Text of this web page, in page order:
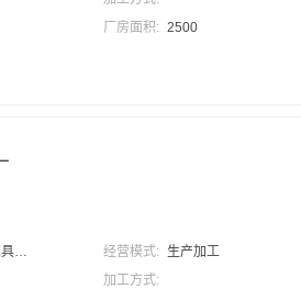
厂房面积: 2500
标牌;徽章;开瓶器;钥匙扣;奖牌;家具五金，标牌;箱包五金，标牌;门牌;皮带扣;冰箱贴;铭牌;假珐琅标牌，奖牌;假珐琅徽章;假珐琅开瓶器;烤漆标牌;个性书签;抛光水果签;时尚水果叉;锌合金狗牌;酒店门牌号
经营模式:
生产加工
加工方式: